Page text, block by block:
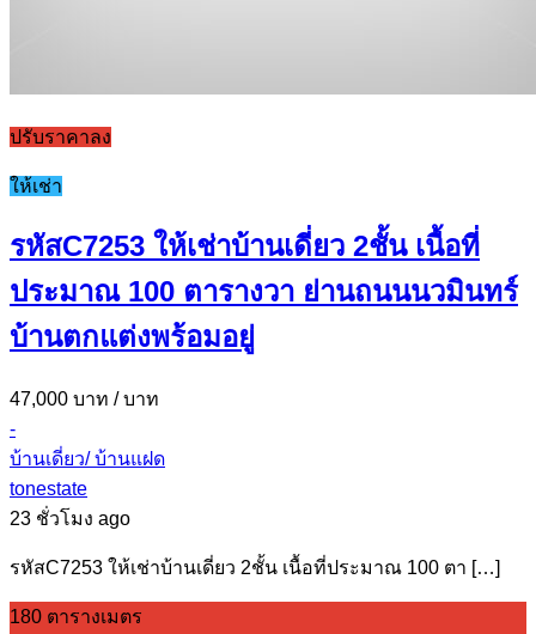
ปรับราคาลง
ให้เช่า
รหัสC7253 ให้เช่าบ้านเดี่ยว 2ชั้น เนื้อที่
ประมาณ 100 ตารางวา ย่านถนนนวมินทร์
บ้านตกแต่งพร้อมอยู่
47,000 บาท / บาท
-
บ้านเดี่ยว/ บ้านแฝด
tonestate
23 ชั่วโมง ago
รหัสC7253 ให้เช่าบ้านเดี่ยว 2ชั้น เนื้อที่ประมาณ 100 ตา […]
180 ตารางเมตร